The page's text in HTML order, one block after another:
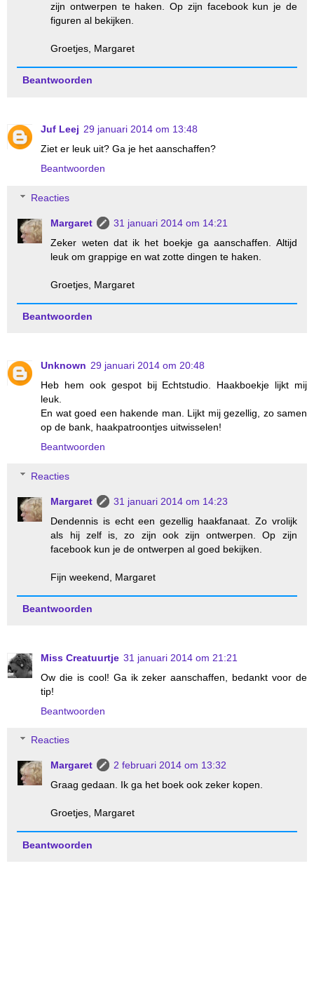
zijn ontwerpen te haken. Op zijn facebook kun je de
figuren al bekijken.
Groetjes, Margaret
Beantwoorden
Juf Leej 29 januari 2014 om 13:48
Ziet er leuk uit? Ga je het aanschaffen?
Beantwoorden
Reacties
Margaret
31 januari 2014 om 14:21
Zeker weten dat ik het boekje ga aanschaffen. Altijd
leuk om grappige en wat zotte dingen te haken.
Groetjes, Margaret
Beantwoorden
Unknown 29 januari 2014 om 20:48
Heb hem ook gespot bij Echtstudio. Haakboekje lijkt mij
leuk.
En wat goed een hakende man. Lijkt mij gezellig, zo samen
op de bank, haakpatroontjes uitwisselen!
Beantwoorden
Reacties
Margaret
31 januari 2014 om 14:23
Dendennis is echt een gezellig haakfanaat. Zo vrolijk
als hij zelf is, zo zijn ook zijn ontwerpen. Op zijn
facebook kun je de ontwerpen al goed bekijken.
Fijn weekend, Margaret
Beantwoorden
Miss Creatuurtje 31 januari 2014 om 21:21
Ow die is cool! Ga ik zeker aanschaffen, bedankt voor de
tip!
Beantwoorden
Reacties
Margaret
2 februari 2014 om 13:32
Graag gedaan. Ik ga het boek ook zeker kopen.
Groetjes, Margaret
Beantwoorden